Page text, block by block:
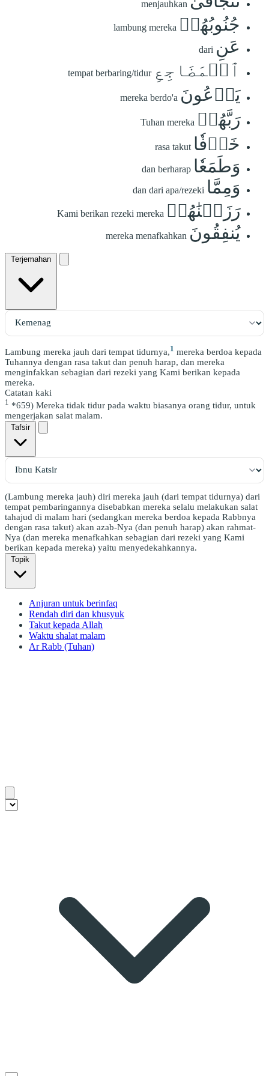
menjauhkan
جُنُوبُهُمۡ lambung mereka
عَنِ dari
ٱلۡمَضَاجِعِ tempat berbaring/tidur
يَدۡعُونَ mereka berdo'a
رَبَّهُمۡ Tuhan mereka
خَوۡفٗا rasa takut
وَطَمَعٗا dan berharap
وَمِمَّا dan dari apa/rezeki
رَزَقۡنَٰهُمۡ Kami berikan rezeki mereka
يُنفِقُونَ mereka menafkahkan
Terjemahan
Lambung mereka jauh dari tempat tidurnya,1 mereka berdoa kepada
Tuhannya dengan rasa takut dan penuh harap, dan mereka
menginfakkan sebagian dari rezeki yang Kami berikan kepada
mereka.
Catatan kaki
1 *659) Mereka tidak tidur pada waktu biasanya orang tidur, untuk
mengerjakan salat malam.
Tafsir
(Lambung mereka jauh) diri mereka jauh (dari tempat tidurnya) dari
tempat pembaringannya disebabkan mereka selalu melakukan salat
tahajud di malam hari (sedangkan mereka berdoa kepada Rabbnya
dengan rasa takut) akan azab-Nya (dan penuh harap) akan rahmat-
Nya (dan mereka menafkahkan sebagian dari rezeki yang Kami
berikan kepada mereka) yaitu menyedekahkannya.
Topik
Anjuran untuk berinfaq
Rendah diri dan khusyuk
Takut kepada Allah
Waktu shalat malam
Ar Rabb (Tuhan)